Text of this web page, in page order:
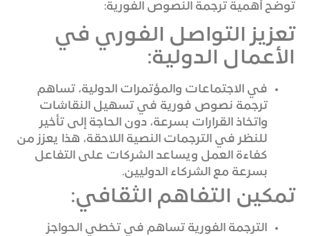
توضح أهمية ترجمة النصوص الفورية:
تعزيز التواصل الفوري في
الأعمال الدولية:
في الاجتماعات والمؤتمرات الدولية، تساهم
ترجمة نصوص فورية في تسهيل النقاشات
واتخاذ القرارات بسرعة، دون الحاجة إلى تأخير
للنظر في الترجمات النصية اللاحقة، هذا يعزز من
كفاءة العمل ويساعد الشركات على التفاعل
بسرعة مع الشركاء الدوليين.
تمكين التفاهم الثقافي:
الترجمة الفورية تساهم في تخطي الحواجز